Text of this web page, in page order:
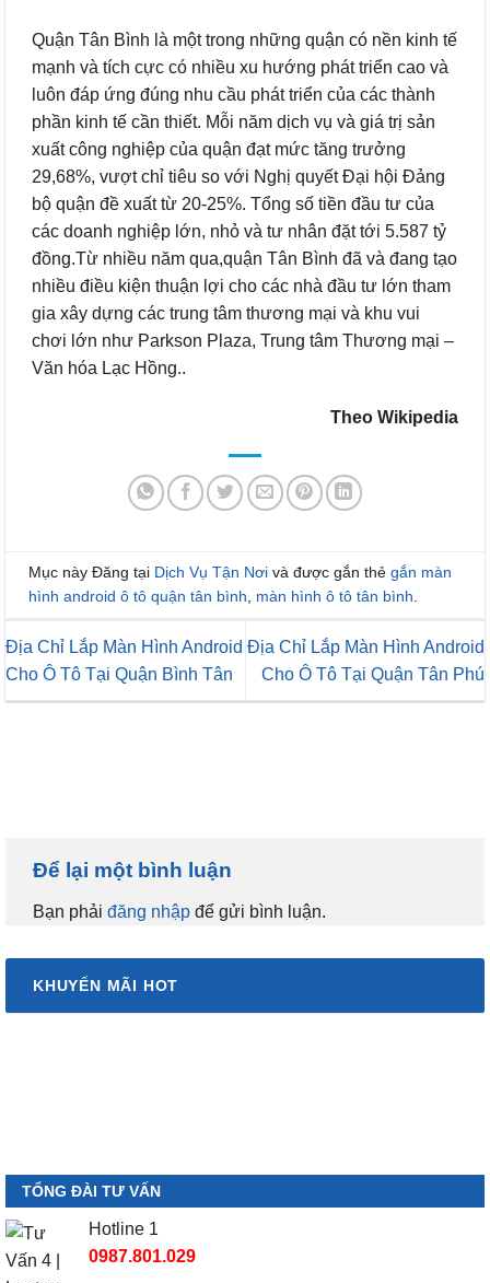
Quận Tân Bình là một trong những quận có nền kinh tế
mạnh và tích cực có nhiều xu hướng phát triển cao và
luôn đáp ứng đúng nhu cầu phát triển của các thành
phần kinh tế cần thiết. Mỗi năm dịch vụ và giá trị sản
xuất công nghiệp của quận đạt mức tăng trưởng
29,68%, vượt chỉ tiêu so với Nghị quyết Đại hội Đảng
bộ quận đề xuất từ 20-25%. Tổng số tiền đầu tư của
các doanh nghiệp lớn, nhỏ và tư nhân đặt tới 5.587 tỷ
đồng.Từ nhiều năm qua,quận Tân Bình đã và đang tạo
nhiều điều kiện thuận lợi cho các nhà đầu tư lớn tham
gia xây dựng các trung tâm thương mại và khu vui
chơi lớn như Parkson Plaza, Trung tâm Thương mại –
Văn hóa Lạc Hồng..
Theo Wikipedia
Mục này Đăng tại Dịch Vụ Tận Nơi và được gắn thẻ gắn màn
hình android ô tô quận tân bình, màn hình ô tô tân bình.
Địa Chỉ Lắp Màn Hình Android
Cho Ô Tô Tại Quận Bình Tân
Địa Chỉ Lắp Màn Hình Android
Cho Ô Tô Tại Quận Tân Phú
Để lại một bình luận
Bạn phải đăng nhập để gửi bình luận.
KHUYẾN MÃI HOT
TỔNG ĐÀI TƯ VẤN
Hotline 1
0987.801.029